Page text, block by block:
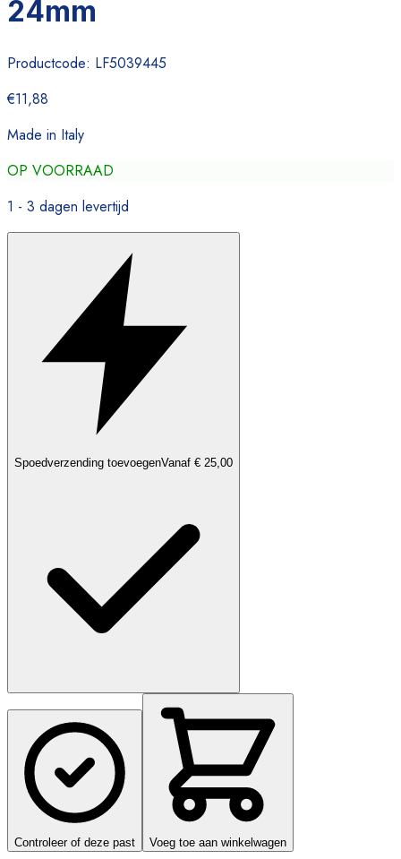
24mm
Productcode: LF5039445
€11,88
Made in Italy
OP VOORRAAD
1 - 3 dagen levertijd
Spoedverzending toevoegenVanaf € 25,00
Controleer of deze past Voeg toe aan winkelwagen